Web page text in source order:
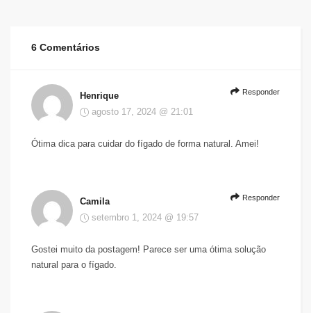
6 Comentários
Henrique
agosto 17, 2024 @ 21:01
Responder
Ótima dica para cuidar do fígado de forma natural. Amei!
Camila
setembro 1, 2024 @ 19:57
Responder
Gostei muito da postagem! Parece ser uma ótima solução
natural para o fígado.